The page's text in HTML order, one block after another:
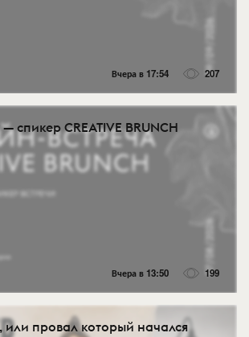
Вчера в 17:54 207
спикер CREATIVE BRUNCH
Вчера в 13:50 199
или провал который начался